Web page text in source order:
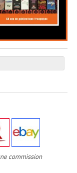
commission